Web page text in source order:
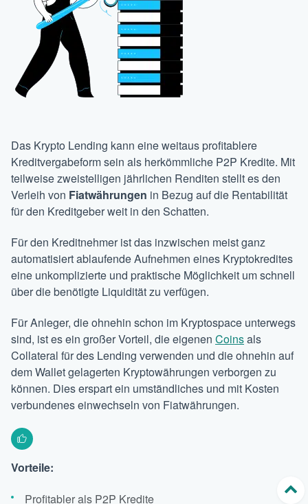
Das Krypto Lending kann eine weitaus profitablere
Kreditvergabeform sein als herkömmliche P2P Kredite. Mit
teilweise zweistelligen jährlichen Renditen stellt es den
Verleih von Fiatwährungen in Bezug auf die Rentabilität
für den Kreditgeber weit in den Schatten.
Für den Kreditnehmer ist das inzwischen meist ganz
automatisiert ablaufende Aufnehmen eines Kryptokredites
eine unkomplizierte und praktische Möglichkeit um schnell
über die benötigte Liquidität zu verfügen.
Für Anleger, die ohnehin schon im Kryptospace unterwegs
sind, ist es ein großer Vorteil, die eigenen Coinsals
Collateral für des Lending verwenden und die ohnehin auf
dem Wallet gelagerten Kryptowährungen verborgen zu
können. Dies erspart ein umständliches und mit Kosten
verbundenes einwechseln von Fiatwährungen.
Vorteile:
Profitabler als P2P Kredite